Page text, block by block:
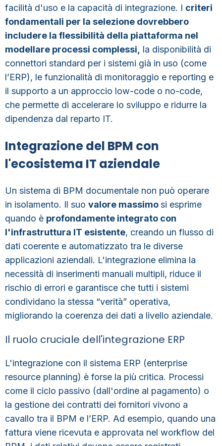
facilità d'uso e la capacità di integrazione. I criteri
fondamentali per la selezione dovrebbero
includere la flessibilità della piattaforma nel
modellare processi complessi, la disponibilità di
connettori standard per i sistemi già in uso (come
l’ERP), le funzionalità di monitoraggio e reporting e
il supporto a un approccio low-code o no-code,
che permette di accelerare lo sviluppo e ridurre la
dipendenza dal reparto IT.
Integrazione del BPM con
l'ecosistema IT aziendale
Un sistema di BPM documentale non può operare
in isolamento. Il suo valore massimosi esprime
quando è profondamente integrato con
l'infrastruttura IT esistente, creando un flusso di
dati coerente e automatizzato tra le diverse
applicazioni aziendali. L'integrazione elimina la
necessità di inserimenti manuali multipli, riduce il
rischio di errori e garantisce che tutti i sistemi
condividano la stessa “verità” operativa,
migliorando la coerenza dei dati a livello aziendale.
Il ruolo cruciale dell'integrazione ERP
L'integrazione con il sistema ERP (enterprise
resource planning) è forse la più critica. Processi
come il ciclo passivo (dall'ordine al pagamento) o
la gestione dei contratti dei fornitori vivono a
cavallo tra il BPM e l’ERP. Ad esempio, quando una
fattura viene ricevuta e approvata nel workflow del